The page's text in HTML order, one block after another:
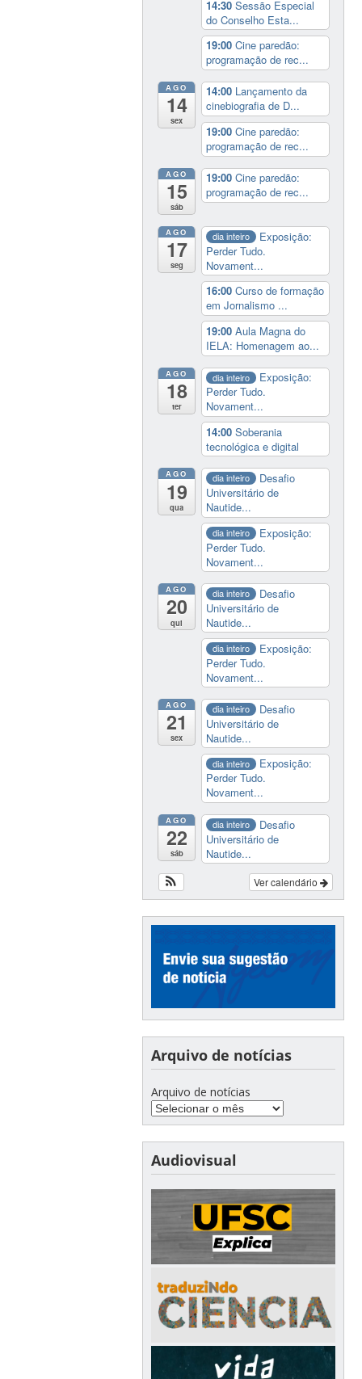
14:30Sessão Especial
do Conselho Esta...
19:00Cine paredão:
programação de rec...
AGO
14
sex
14:00 Lançamento da
cinebiografia de D...
19:00Cine paredão:
programação de rec...
AGO
15
sáb
19:00Cine paredão:
programação de rec...
AGO
17
seg
dia inteiro
Exposição:
Perder Tudo.
Novament...
16:00Curso de formação
em Jornalismo ...
19:00Aula Magna do
IELA: Homenagem ao...
AGO
18
ter
dia inteiro
Exposição:
Perder Tudo.
Novament...
14:00Soberania
tecnológica e digital
AGO
19
qua
dia inteiro
Desafio
Universitário de
Nautide...
dia inteiro
Exposição:
Perder Tudo.
Novament...
AGO
20
qui
dia inteiro
Desafio
Universitário de
Nautide...
dia inteiro
Exposição:
Perder Tudo.
Novament...
AGO
21
sex
dia inteiro
Desafio
Universitário de
Nautide...
dia inteiro
Exposição:
Perder Tudo.
Novament...
AGO
22
sáb
dia inteiro
Desafio
Universitário de
Nautide...
Ver calendário
Arquivo de notícias
Arquivo de notícias
Audiovisual